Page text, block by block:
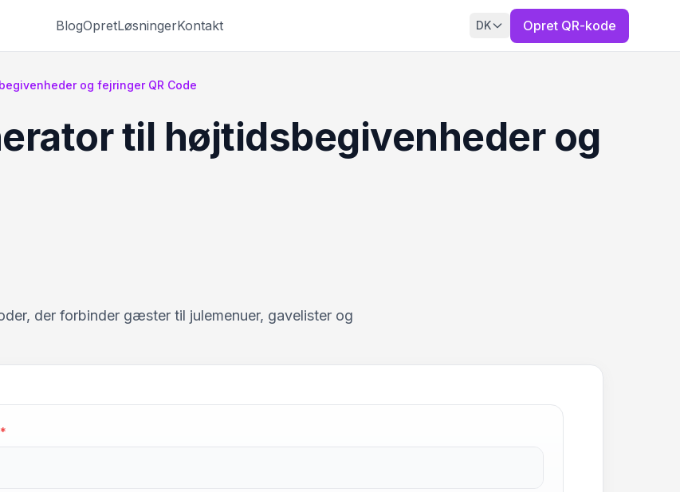
BlogOpretLøsningerKontakt DK Opret QR-kode
og fejringer QR Code
til højtidsbegivenheder og
der forbinder gæster til julemenuer, gavelister og
*